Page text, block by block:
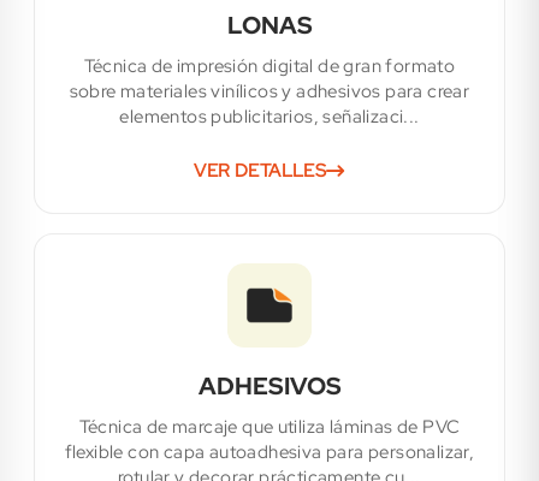
LONAS
Técnica de impresión digital de gran formato
sobre materiales vinílicos y adhesivos para crear
elementos publicitarios, señalizaci...
VER DETALLES
ADHESIVOS
Técnica de marcaje que utiliza láminas de PVC
flexible con capa autoadhesiva para personalizar,